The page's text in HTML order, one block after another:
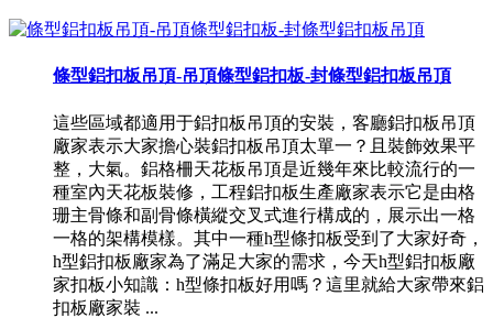
條型鋁扣板吊頂-吊頂條型鋁扣板-封條型鋁扣板吊頂
這些區域都適用于鋁扣板吊頂的安裝，客廳鋁扣板吊頂
廠家表示大家擔心裝鋁扣板吊頂太單一？且裝飾效果平
整，大氣。鋁格柵天花板吊頂是近幾年來比較流行的一
種室內天花板裝修，工程鋁扣板生產廠家表示它是由格
珊主骨條和副骨條橫縱交叉式進行構成的，展示出一格
一格的架構模樣。其中一種h型條扣板受到了大家好奇，
h型鋁扣板廠家為了滿足大家的需求，今天h型鋁扣板廠
家扣板小知識：h型條扣板好用嗎？這里就給大家帶來鋁
扣板廠家裝 ...